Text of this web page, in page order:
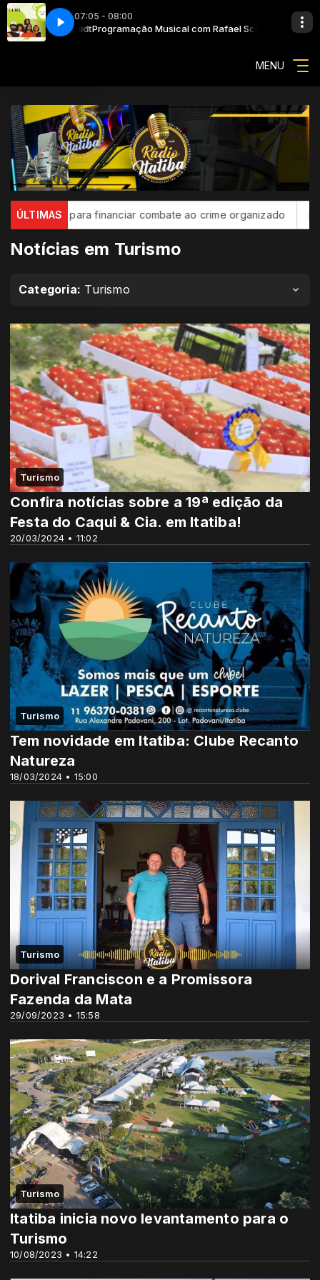
07:05 - 08:00
Schmidt Programação Musical com Rafael Schmidt
14 Bis - Nos Bailes Da Vida
MENU
ÚLTIMAS
para financiar combate ao crime organizado Inscrições
Notícias em Turismo
Categoria: Turismo
Turismo
20/03/2024 • 11:02
Confira notícias sobre a 19ª edição da
Festa do Caqui & Cia. em Itatiba!
Turismo
18/03/2024 • 15:00
Tem novidade em Itatiba: Clube Recanto
Natureza
Turismo
29/09/2023 • 15:58
Dorival Franciscon e a Promissora
Fazenda da Mata
Turismo
10/08/2023 • 14:22
Itatiba inicia novo levantamento para o
Turismo